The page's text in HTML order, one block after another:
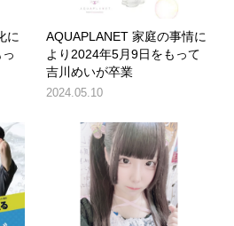
に
AQUAPLANET 家庭の事情に
より2024年5月9日をもって
吉川めいが卒業
2024.05.10